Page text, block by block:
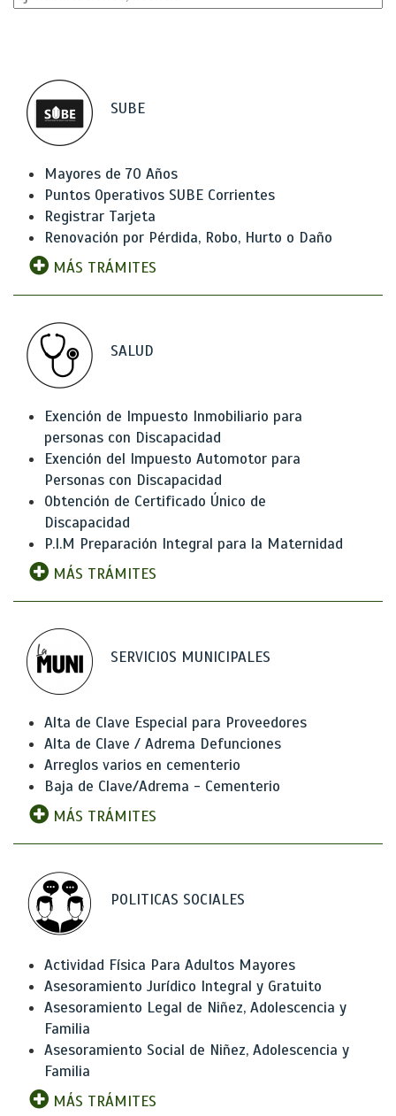
SUBE
Mayores de 70 Años
Puntos Operativos SUBE Corrientes
Registrar Tarjeta
Renovación por Pérdida, Robo, Hurto o Daño
MÁS TRÁMITES
SALUD
Exención de Impuesto Inmobiliario para
personas con Discapacidad
Exención del Impuesto Automotor para
Personas con Discapacidad
Obtención de Certificado Único de
Discapacidad
P.I.M Preparación Integral para la Maternidad
MÁS TRÁMITES
SERVICIOS MUNICIPALES
Alta de Clave Especial para Proveedores
Alta de Clave / Adrema Defunciones
Arreglos varios en cementerio
Baja de Clave/Adrema - Cementerio
MÁS TRÁMITES
POLITICAS SOCIALES
Actividad Física Para Adultos Mayores
Asesoramiento Jurídico Integral y Gratuito
Asesoramiento Legal de Niñez, Adolescencia y
Familia
Asesoramiento Social de Niñez, Adolescencia y
Familia
MÁS TRÁMITES